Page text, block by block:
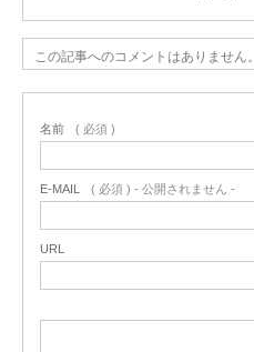
この記事へのコメントはありません。
名前 ( 必須 )
E-MAIL ( 必須 ) - 公開されません -
URL